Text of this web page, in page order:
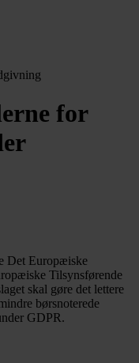
for
Det Europæiske
Tilsynsførende
skal gøre det lettere
børsnoterede
GDPR.